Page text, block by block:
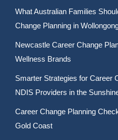
What Australian Families
Change Planning in
Newcastle Career Change
Wellness Brands
Smarter Strategies for Career
NDIS Providers in the
Career Change Planning
Gold Coast